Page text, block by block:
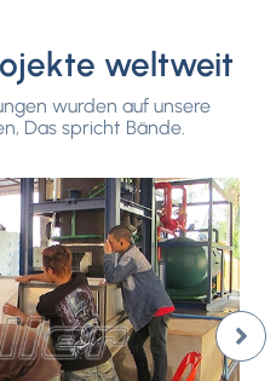
weltweit
wurden auf unsere
Das spricht Bände.